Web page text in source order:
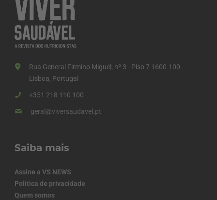
Rua General Firmino Miguel, nº 3 - Piso 7 1600-100
Lisboa, Portugal
+351 218 110 100
geral@viversaudavel.pt
Saiba mais
Assine a VS NEWS
Política de privacidade
Quem somos